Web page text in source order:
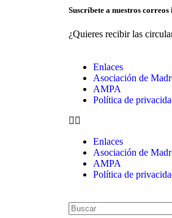
Suscríbete a nuestros
¿Quieres recibir las
Enlaces
Asociación de
AMPA
Política de
Enlaces
Asociación de
AMPA
Política de